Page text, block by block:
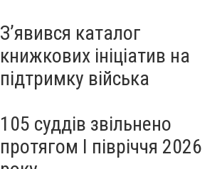
З’явився каталог
книжкових ініціатив на
підтримку війська
105 суддів звільнено
протягом I півріччя 2026